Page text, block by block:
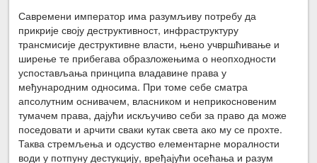
Савремени император има разумљиву потребу да
прикрије своју деструктивност, инфраструктуру
трансмисије деструктивне власти, њено учвршћивање и
ширење те прибегава образложењима о неопходности
успостављања принципа владавине права у
међународним односима. При томе себе сматра
апсолутним оснивачем, власником и неприкосновеним
тумачем права, дајући искључиво себи за право да може
поседовати и арчити сваки кутак света ако му се прохте.
Таква стремљења и одсуство елементарне моралности
води у потпуну дестукцију, вређајући осећања и разум